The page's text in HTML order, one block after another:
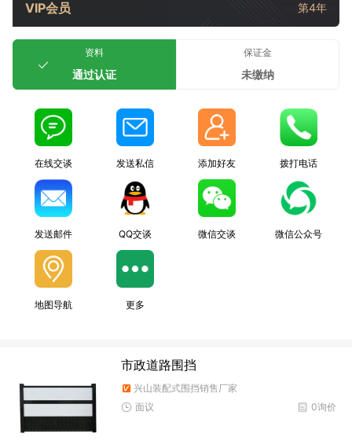
VIP会员 第4年
资料
通过认证
保证金
未缴纳
在线交谈 发送私信 添加好友 拨打电话
发送邮件 QQ交谈 微信交谈 微信公众号
地图导航 更多
市政道路围挡
兴山装配式围挡销售厂家
0询价
面议